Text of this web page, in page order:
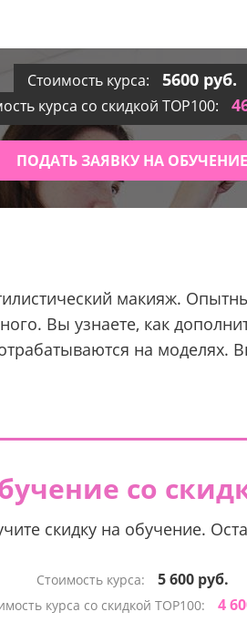
Стоимость курса: 5600 руб.
курса со скидкой TOP100:
ПОДАТЬ ЗАЯВКУ НА ОБУЧЕНИЕ
макияж.
Вы узнаете, как
на моделях.
со
скидку на обучение.
Стоимость курса: 5 600 руб.
курса со скидкой TOP100: 4